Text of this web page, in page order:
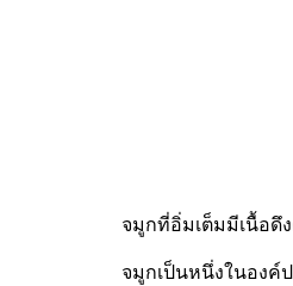
จมูกที่อิ่มเต็มมีเนื้อดึ
จมูกเป็นหนึ่งในองค์